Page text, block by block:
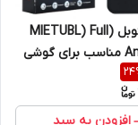
گلس میتوبل (MIETUBL) Full
Anti Static مناسب برای گوشی
iPhone24
افزودن به سبد